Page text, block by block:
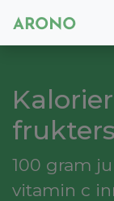
100 gram
vitamin c